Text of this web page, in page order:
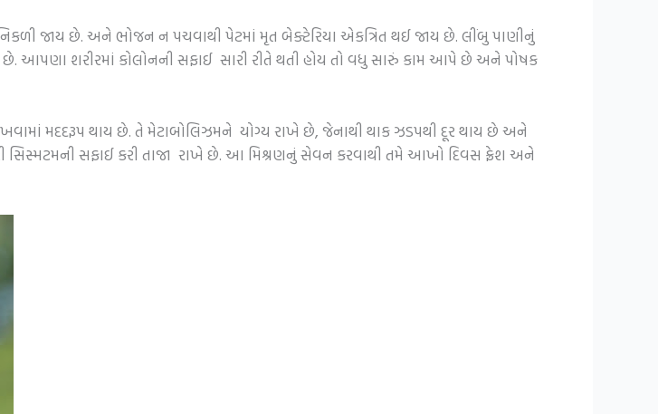
જાય છે. અને ભોજન ન પચવાથી પેટમાં મૃત બેક્ટેરિયા એકત્રિત થઈ જાય છે. લીંબુ પાણીનું
આપણા શરીરમાં કોલોનની સફાઈ સારી રીતે થતી હોય તો વધુ સારું કામ આપે છે અને પોષક
મદદરૂપ થાય છે. તે મેટાબોલિઝમને યોગ્ય રાખે છે, જેનાથી થાક ઝડપથી દૂર થાય છે અને
સફાઈ કરી તાજા રાખે છે. આ મિશ્રણનું સેવન કરવાથી તમે આખો દિવસ ફ્રેશ અને